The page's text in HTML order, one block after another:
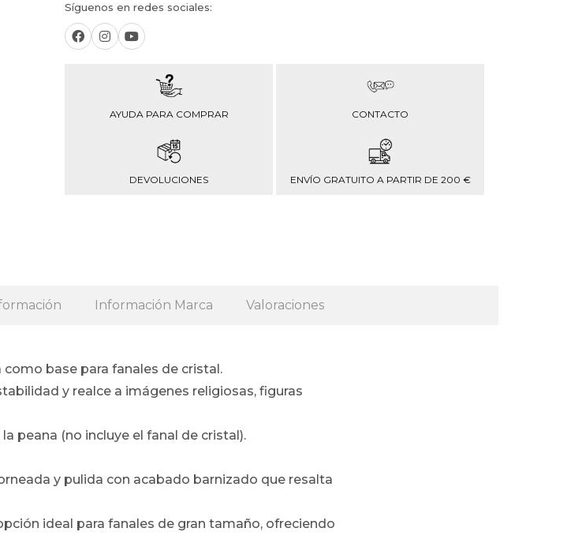
Síguenos en redes sociales:
AYUDA PARA COMPRAR CONTACTO
DEVOLUCIONES ENVÍO GRATUITO A PARTIR DE 200 €
Información Marca Valoraciones
base para fanales de cristal.
y realce a imágenes religiosas, figuras
peana (no incluye el fanal de cristal).
y pulida con acabado barnizado que resalta
ideal para fanales de gran tamaño, ofreciendo